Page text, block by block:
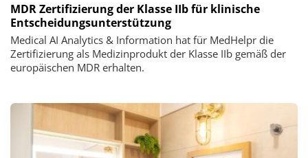
MDR Zertifizierung der Klasse IIb für klinische
Entscheidungsunterstützung
Medical AI Analytics & Information hat für MedHelpr die
Zertifizierung als Medizinprodukt der Klasse IIb gemäß der
europäischen MDR erhalten.